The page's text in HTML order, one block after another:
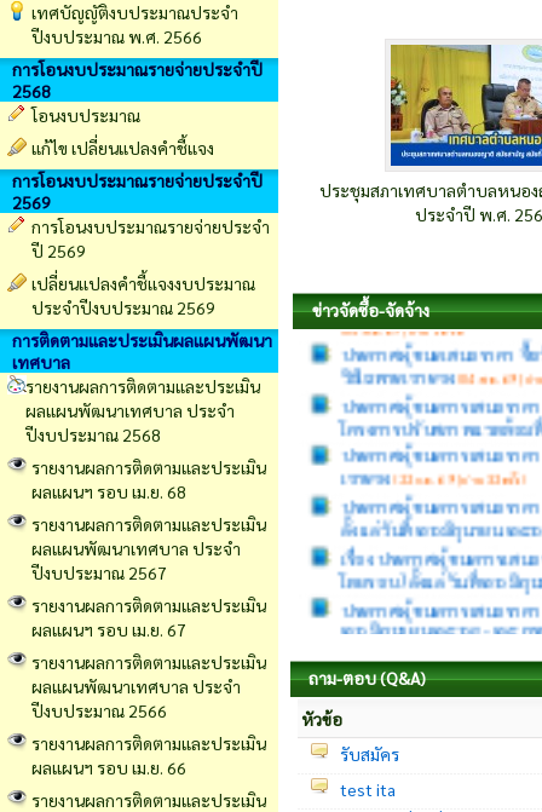
เทศบัญญัติงบประมาณประจำ
ปีงบประมาณ พ.ศ. 2566
การโอนงบประมาณรายจ่ายประจำปี
2568
โอนงบประมาณ
แก้ไข เปลี่ยนแปลงคำชี้แจง
การโอนงบประมาณรายจ่ายประจำปี
2569
การโอนงบประมาณรายจ่ายประจำ
ปี 2569
เปลี่ยนเเปลงคำชี้เเจงงบประมาณ
ประจำปีงบประมาณ 2569
การติดตามและประเมินผลแผนพัฒนา
เทศบาล
รายงานผลการติดตามและประเมิน
ผลแผนพัฒนาเทศบาล ประจำ
ปีงบประมาณ 2568
รายงานผลการติดตามและประเมิน
ผลแผนฯ รอบ เม.ย. 68
รายงานผลการติดตามและประเมิน
ผลแผนพัฒนาเทศบาล ประจำ
ปีงบประมาณ 2567
รายงานผลการติดตามและประเมิน
ผลแผนฯ รอบ เม.ย. 67
รายงานผลการติดตามและประเมิน
ผลแผนพัฒนาเทศบาล ประจำ
ปีงบประมาณ 2566
รายงานผลการติดตามและประเมิน
ผลแผนฯ รอบ เม.ย. 66
รายงานผลการติดตามและประเมิน
ประชุมสภาเทศบาลตำบลหนอ
ประจำปี พ.ศ.
ข่าวจัดซื้อ-จัดจ้าง
ประกาศผู้ชนะเสนอราคา ซื้
วิธีเฉพาะเจาะจง(04 ส.ค. 69 | อ่า
ประกาศผู้ชนะการเสนอราค
โครงการปรับสภาพแวดล้อม
ประกาศผู้ชนะการเสนอราค
เจาะจง(22 ก.ค. 69 | อ่าน 32 ครั้ง)
ประกาศผู้ชนะการเสนอรา
ตั้งแต่วันที่ ๒๖ มิถุนายน ๒๕๖
เรื่อง ประกาศผู้ชนะการเส
โดยรอบ) ตั้งแต่วันที่ ๒๖ มิถุ
ประกาศผู้ชนะการเสนอราค
๒๖ มิถุนายน ๒๕๖๙ - ๒๕ กร
ประกาศผู้ชนะการเสนอราค
รอบ) ตั้งแต่วันที่ ๒๖ มิถุนาย
ประกาศผู้ชนะการเสนอราค
๒๕๖๙ - ๒๕ กรกฎาคม ๒๕๖๙
ประกาศผู้ชนะการเสนอราค
๒๕๖๙ - ๒๕ กรกฎาคม ๒๕๖๙
ถาม-ตอบ (Q&A)
หัวข้อ
รับสมัคร
test ita